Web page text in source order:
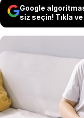
Google
siz seçin! Tıkla